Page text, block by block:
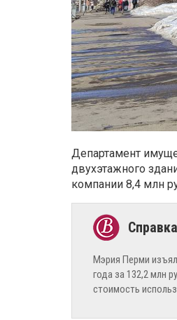
Департамент
двухэтажного
компании 8,4 млн
Мэрия Перми
года за 132,2 млн
стоимость